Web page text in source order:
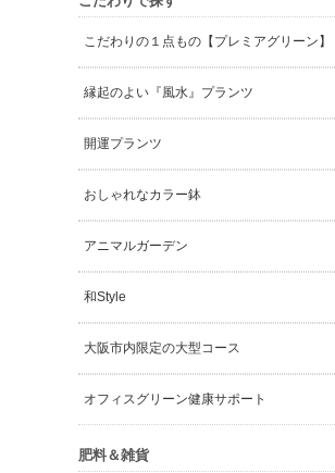
こだわりの１点もの【プレミアグリーン】
縁起のよい『風水』プランツ
開運プランツ
おしゃれなカラー鉢
アニマルガーデン
和Style
大阪市内限定の大型コース
オフィスグリーン健康サポート
肥料＆雑貨